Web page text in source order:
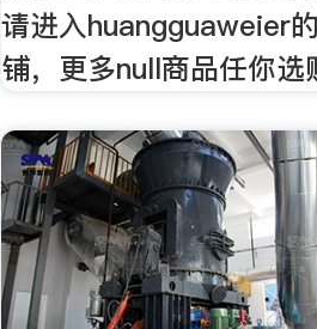
请进入huangguaweier
铺，更多null商品任你选